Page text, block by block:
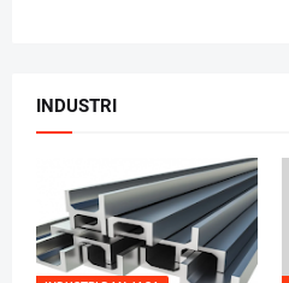
INDUSTRI